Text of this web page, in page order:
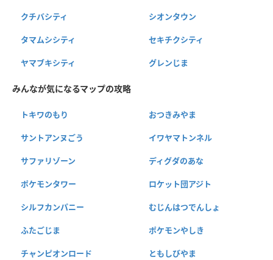
クチバシティ シオンタウン
タマムシシティ セキチクシティ
ヤマブキシティ グレンじま
みんなが気になるマップの攻略
トキワのもり おつきみやま
サントアンヌごう イワヤマトンネル
サファリゾーン ディグダのあな
ポケモンタワー ロケット団アジト
シルフカンパニー むじんはつでんしょ
ふたごじま ポケモンやしき
チャンピオンロード ともしびやま